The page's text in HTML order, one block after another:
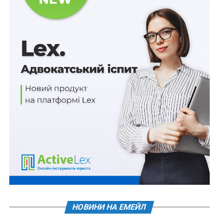
спричинило потерпілому тілесне ушкодження
середньої тяжкості, не може бути звільнено від
обов’язкового додаткового покарання на
підставі ч. 2 ст. 69 КК
Ініціатори законопроекту вказують, що згідно з
№ 3720-IXз 1 січня 2025 р.
усі водії, включно з учасниками бойових дій, повинні
купувати обов’язкове страхування цивільно-правової
відповідальності, однак учасники бойових дій мають
Знижка діє лише для транспортних засобів із робочим
об’ємом двигуна до 2500 куб. см або потужністю
електродвигуна до 100 кВт, які належать учаснику
бойових дій на праві власності. Крім того,
інша особа з пільгових категорій. Використання
НОВИНИ НА ЕМЕЙЛ